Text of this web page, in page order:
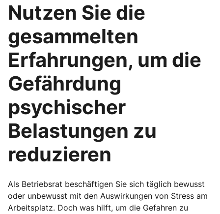
Nutzen Sie die
gesammelten
Erfahrungen, um die
Gefährdung
psychischer
Belastungen zu
reduzieren
Als Betriebsrat beschäftigen Sie sich täglich bewusst
oder unbewusst mit den Auswirkungen von Stress am
Arbeitsplatz. Doch was hilft, um die Gefahren zu